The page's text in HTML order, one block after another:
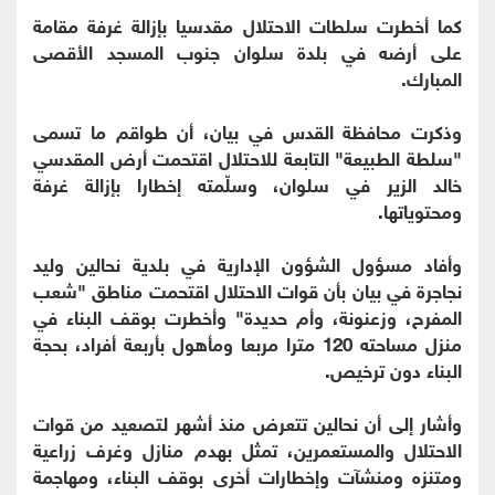
كما أخطرت سلطات الاحتلال مقدسيا بإزالة غرفة مقامة
على أرضه في بلدة سلوان جنوب المسجد الأقصى
المبارك.
وذكرت محافظة القدس في بيان، أن طواقم ما تسمى
"سلطة الطبيعة" التابعة للاحتلال اقتحمت أرض المقدسي
خالد الزير في سلوان، وسلّمته إخطارا بإزالة غرفة
ومحتوياتها.
وأفاد مسؤول الشؤون الإدارية في بلدية نحالين وليد
نجاجرة في بيان بأن قوات الاحتلال اقتحمت مناطق "شعب
المفرح، وزعنونة، وأم حديدة" وأخطرت بوقف البناء في
منزل مساحته 120 مترا مربعا ومأهول بأربعة أفراد، بحجة
البناء دون ترخيص.
وأشار إلى أن نحالين تتعرض منذ أشهر لتصعيد من قوات
الاحتلال والمستعمرين، تمثل بهدم منازل وغرف زراعية
ومتنزه ومنشآت وإخطارات أخرى بوقف البناء، ومهاجمة